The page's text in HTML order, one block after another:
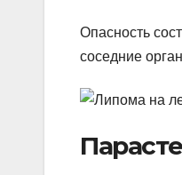
Опасность
соседние